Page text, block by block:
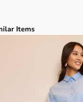
überspringen
Items